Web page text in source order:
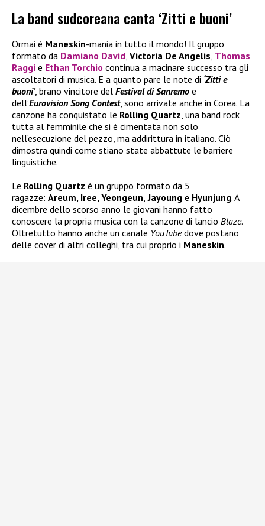
La band sudcoreana canta ‘Zitti e buoni’
Ormai è Maneskin-mania in tutto il mondo! Il gruppo
formato da Damiano David, Victoria De Angelis, Thomas
Raggi e Ethan Torchio continua a macinare successo tra gli
ascoltatori di musica. E a quanto pare le note di ‘Zitti e
buoni’, brano vincitore del Festival di Sanremo e
dell’Eurovision Song Contest, sono arrivate anche in Corea. La
canzone ha conquistato le Rolling Quartz, una band rock
tutta al femminile che si è cimentata non solo
nell’esecuzione del pezzo, ma addirittura in italiano. Ciò
dimostra quindi come stiano state abbattute le barriere
linguistiche.
Le Rolling Quartz è un gruppo formato da 5
ragazze: Areum, Iree, Yeongeun, Jayoung e Hyunjung. A
dicembre dello scorso anno le giovani hanno fatto
conoscere la propria musica con la canzone di lancio Blaze.
Oltretutto hanno anche un canale YouTubedove postano
delle cover di altri colleghi, tra cui proprio i Maneskin.